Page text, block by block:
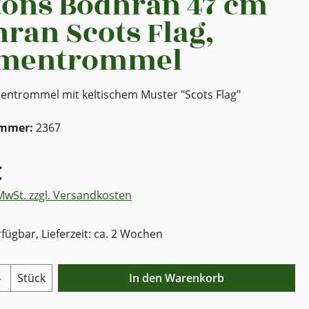
Scots Flag,
mit keltischem Muster "Scots Flag"
2367
zzgl. Versandkosten
Lieferzeit: ca. 2 Wochen
Gib den gewünschten Wert
Stück In den Warenkorb